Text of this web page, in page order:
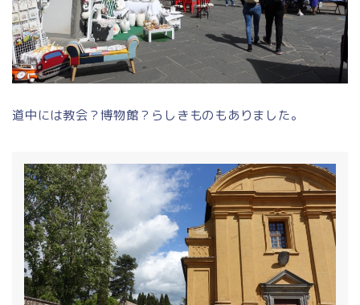
道中には教会？博物館？らしきものもありました。